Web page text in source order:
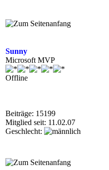
Sunny
Microsoft MVP
Offline
Beiträge: 15199
Mitglied seit: 11.02.07
Geschlecht: